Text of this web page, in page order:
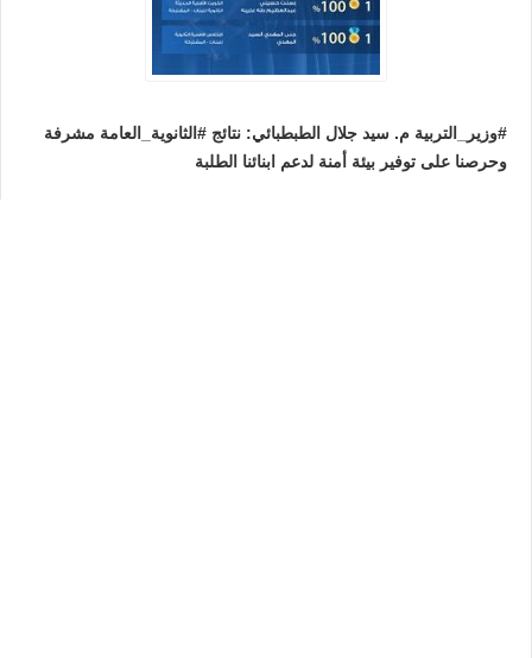
#وزير_التربية م. سيد جلال الطبطبائي: نتائج #الثانوية_العامة مشرفة
وحرصنا على توفير بيئة أمنة لدعم ابنائنا الطلبة